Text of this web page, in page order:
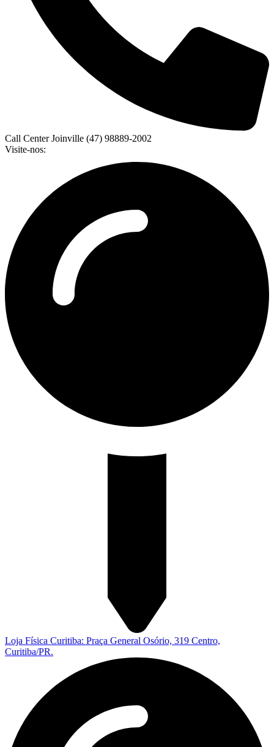
Call Center Joinville (47) 98889-2002
Visite-nos:
Loja Física Curitiba: Praça General Osório, 319 Centro,
Curitiba/PR.